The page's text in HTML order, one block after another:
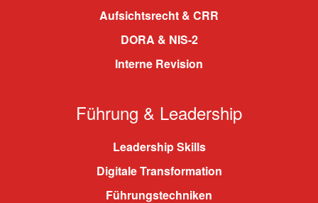
Aufsichtsrecht & CRR
DORA & NIS-2
Interne Revision
Führung & Leadership
Leadership Skills
Digitale Transformation
Führungstechniken